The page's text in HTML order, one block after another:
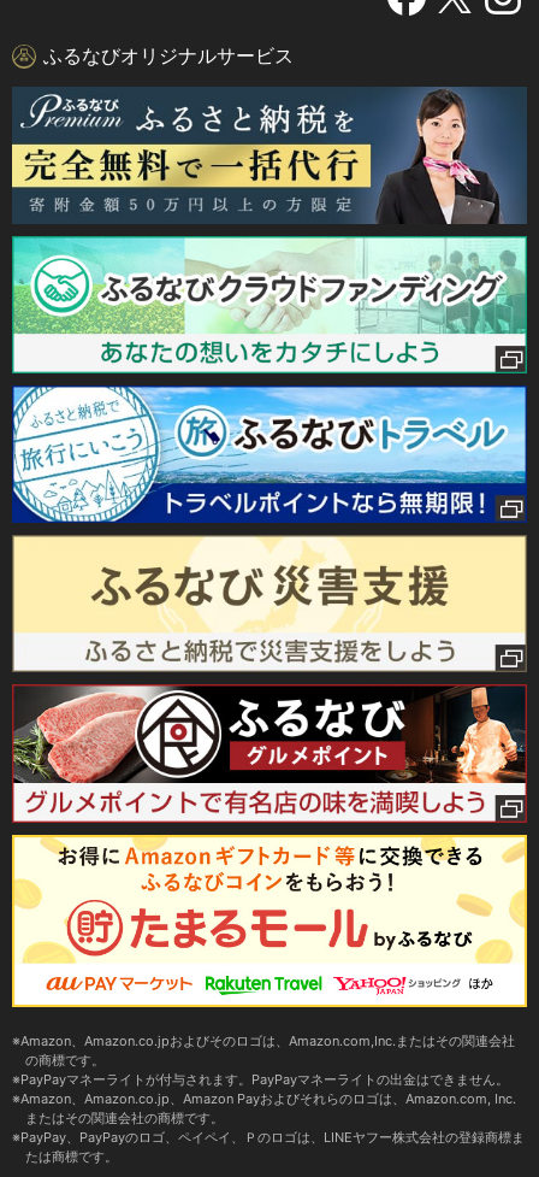
ふるなびオリジナルサービス
Amazon、Amazon.co.jpおよびそのロゴは、Amazon.com,Inc.またはその関連会社
の商標です。
PayPayマネーライトが付与されます。PayPayマネーライトの出金はできません。
Amazon、Amazon.co.jp、Amazon Payおよびそれらのロゴは、Amazon.com, Inc.
またはその関連会社の商標です。
PayPay、PayPayのロゴ、ペイペイ、Ｐのロゴは、LINEヤフー株式会社の登録商標ま
たは商標です。